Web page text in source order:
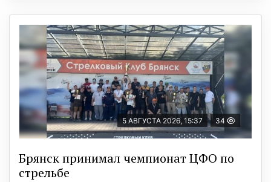
5 АВГУСТА 2026, 15:37 34
Брянск принимал чемпионат ЦФО по
стрельбе